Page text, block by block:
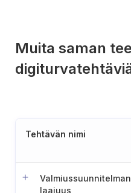
Muita saman
Tehtävän nimi
Valmiussuunnitelman
laajuus